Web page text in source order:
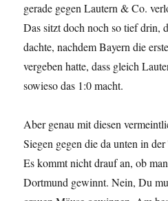
gerade gegen Lautern & Co.
Das sitzt doch noch so tief drin,
dachte, nachdem Bayern die
vergeben hatte, dass gleich
sowieso das 1:0 macht.
Aber genau mit diesen
Siegen gegen die da unten in
Es kommt nicht drauf an, ob
Dortmund gewinnt. Nein, Du